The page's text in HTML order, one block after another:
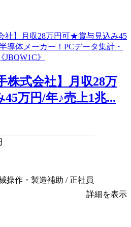
株式会社】月収28万
万円/年♪売上1兆...
操作・製造補助 / 正社員
詳細を表示